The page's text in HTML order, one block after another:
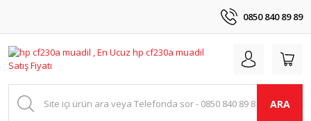
0850 840 89 89
ARA